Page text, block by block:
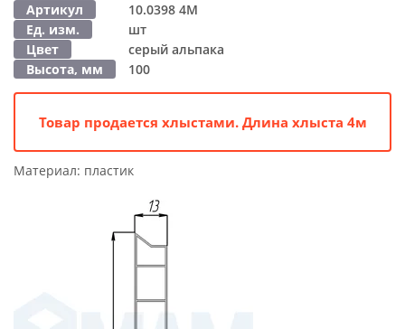
Артикул
10.0398 4M
Ед. изм.
шт
Цвет
серый альпака
Высота, мм
100
Товар продается хлыстами. Длина хлыста 4м
Материал: пластик